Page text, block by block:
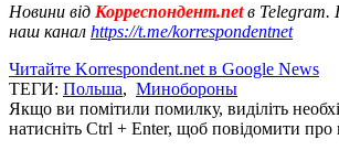
Новини від Корреспондент.netв Telegram.
наш канал https://t.me/korrespondentnet
Читайте Korrespondent.net в Google News
ТЕГИ: Польша, Минобороны
Якщо ви помітили помилку, виділіть
натисніть Ctrl + Enter, щоб повідомити про